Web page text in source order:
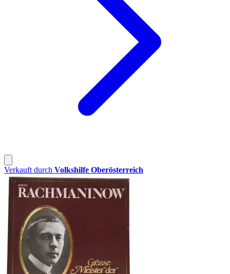
Verkauft durch Volkshilfe Oberösterreich